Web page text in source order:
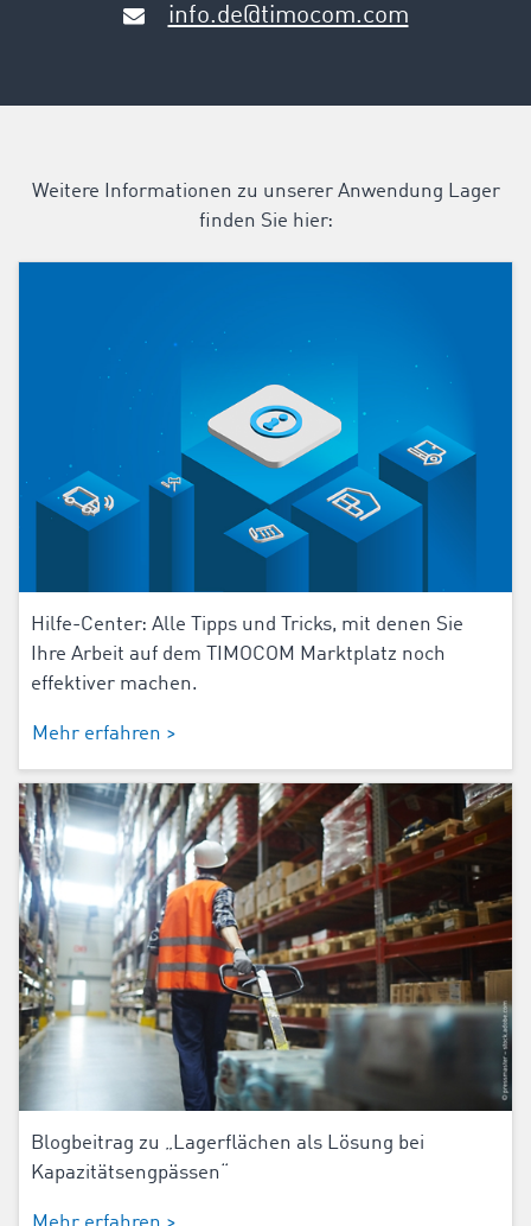
info.de@timocom.com
Weitere Informationen zu unserer Anwendung Lager
finden Sie hier:
Hilfe-Center: Alle Tipps und Tricks, mit denen Sie
Ihre Arbeit auf dem TIMOCOM Marktplatz noch
effektiver machen.
Mehr erfahren >
Blogbeitrag zu „Lagerflächen als Lösung bei
Kapazitätsengpässen“